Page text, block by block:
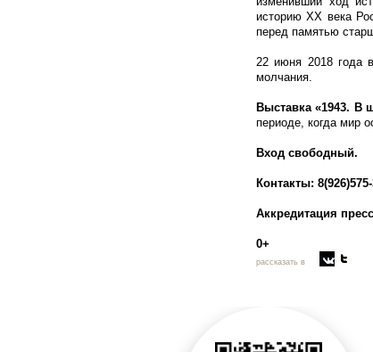
историю XX века
перед памятью
22 июня 2018 года
молчания.
Выставка «1943. В
периоде, когда мир
Вход свободный.
Контакты:
Аккредитация
0+
рассказать в